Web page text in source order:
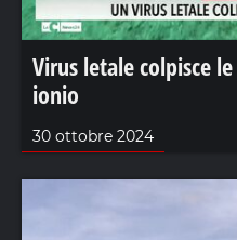
Virus letale colpisce
ionio
30 ottobre 2024